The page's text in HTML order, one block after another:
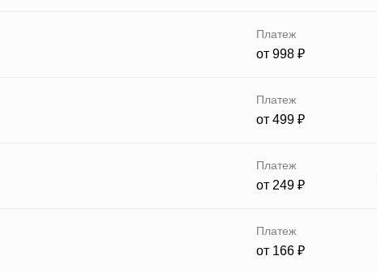
Платеж
от 166 ₽
Платеж
от 249 ₽
Платеж
от 499 ₽
Платеж
от 998 ₽